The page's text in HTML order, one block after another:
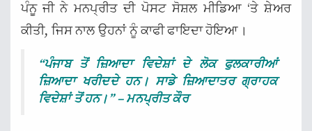
ਪੰਨੂ ਜੀ ਨੇ ਮਨਪ੍ਰੀਤ ਦੀ ਪੋਸਟ ਸੋਸ਼ਲ ਮੀਡਿਆ ‘ਤੇ ਸ਼ੇਅਰ
ਕੀਤੀ, ਜਿਸ ਨਾਲ ਉਹਨਾਂ ਨੂੰ ਕਾਫੀ ਫਾਇਦਾ ਹੋਇਆ।
“ਪੰਜਾਬ ਤੋਂ ਜ਼ਿਆਦਾ ਵਿਦੇਸ਼ਾਂ ਦੇ ਲੋਕ ਫੁਲਕਾਰੀਆਂ
ਜ਼ਿਆਦਾ ਖਰੀਦਦੇ ਹਨ। ਸਾਡੇ ਜ਼ਿਆਦਾਤਰ ਗ੍ਰਾਹਕ
ਵਿਦੇਸ਼ਾਂ ਤੋਂ ਹਨ।” – ਮਨਪ੍ਰੀਤ ਕੌਰ